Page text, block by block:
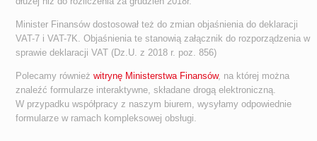
Minister Finansów dostosował też do zmian objaśnienia do deklaracji
VAT-7 i VAT-7K. Objaśnienia te stanowią załącznik do rozporządzenia w
sprawie deklaracji VAT (Dz.U. z 2018 r. poz. 856)
Polecamy równieżwitrynę Ministerstwa Finansów, na której można
znaleźć formularze interaktywne, składane drogą elektroniczną.
W przypadku współpracy z naszym biurem, wysyłamy odpowiednie
formularze w ramach kompleksowej obsługi.